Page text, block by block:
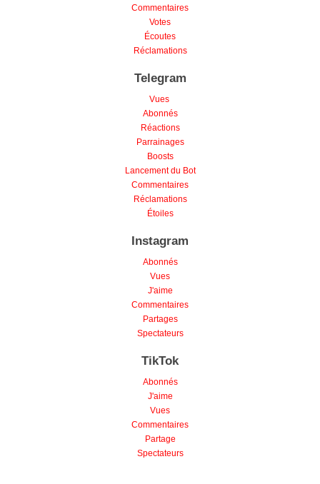
Commentaires
Votes
Écoutes
Réclamations
Telegram
Vues
Abonnés
Réactions
Parrainages
Boosts
Lancement du Bot
Commentaires
Réclamations
Étoiles
Instagram
Abonnés
Vues
J'aime
Commentaires
Partages
Spectateurs
TikTok
Abonnés
J'aime
Vues
Commentaires
Partage
Spectateurs